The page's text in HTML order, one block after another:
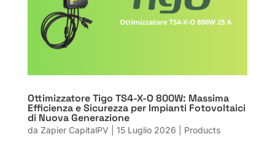
Ottimizzatore Tigo TS4-X-O 800W: Massima
Efficienza e Sicurezza per Impianti Fotovoltaici
di Nuova Generazione
da Zapier CapitalPV 15 Luglio 2026 Products